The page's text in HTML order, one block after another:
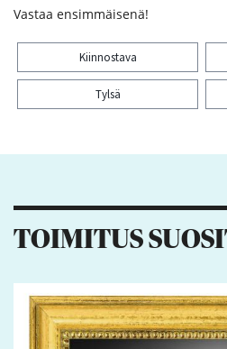
Vastaa ensimmäisenä!
Kiinnostava
Tylsä
TOIMITUS